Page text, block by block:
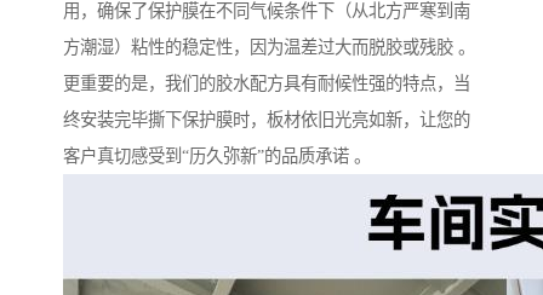
用，确保了保护膜在不同气候条件下（从北方严寒到南
方潮湿）粘性的稳定性，因为温差过大而脱胶或残胶 。
更重要的是，我们的胶水配方具有耐候性强的特点，当
终安装完毕撕下保护膜时，板材依旧光亮如新，让您的
客户真切感受到“历久弥新”的品质承诺 。